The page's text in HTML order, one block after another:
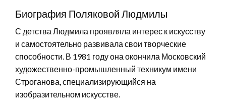
Биография Поляковой Людмилы
С детства Людмила проявляла интерес к искусству
и самостоятельно развивала свои творческие
способности. В 1981 году она окончила Московский
художественно-промышленный техникум имени
Строганова, специализирующийся на
изобразительном искусстве.